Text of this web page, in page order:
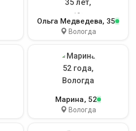
Ольга Медведева, 35
Вологда
Марина, 52
Вологда